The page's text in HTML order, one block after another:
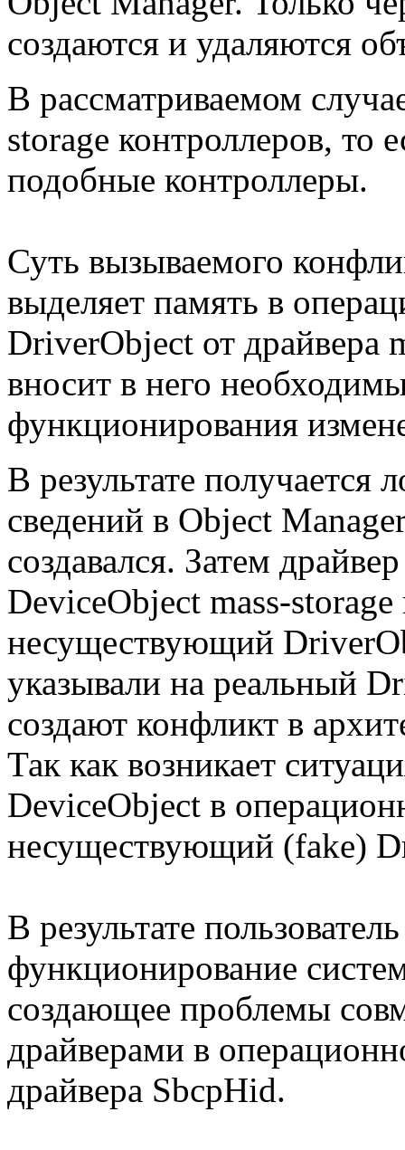
создаются и удаляются
В рассматриваемом
storage контроллеров,
подобные контроллеры.
Суть вызываемого
выделяет память в
DriverObject от драйвера
вносит в него
функционирования
В результате получается
сведений в Object
создавался. Затем
DeviceObject mass-
несуществующий
указывали на реальный
создают конфликт в
Так как возникает
DeviceObject в
несуществующий (fake)
В результате
функционирование
создающее проблемы
драйверами в
драйвера SbcpHid.